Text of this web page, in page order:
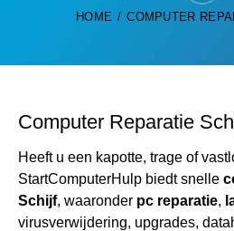
HOME COMPUTER
Computer Reparatie
Heeft u een kapotte, trage of
StartComputerHulp biedt snelle
Schijf, waaronder pc reparatie,
virusverwijdering, upgrades,